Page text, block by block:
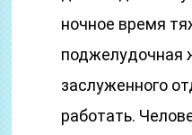
ночное время
поджелудочная
заслуженного
работать.